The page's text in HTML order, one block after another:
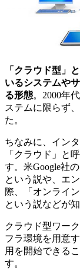
「クラウド型」
いるシステムや
る形態。2000年
ステムに限らず
た。
ちなみに、イン
「クラウド」と
す。米Google社
という説や、エ
際、「オンライ
という説などが
クラウド型ワー
フラ環境を用意
用を開始できる
す。